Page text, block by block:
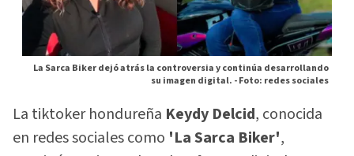
La Sarca Biker dejó atrás la controversia y continúa desarrollando
su imagen digital. -Foto: redes sociales
La tiktoker hondureña Keydy Delcid, conocida
en redes sociales como 'La Sarca Biker',